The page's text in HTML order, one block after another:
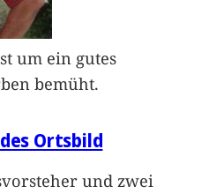
um ein gutes
bemüht.
Ortsbild
und zwei